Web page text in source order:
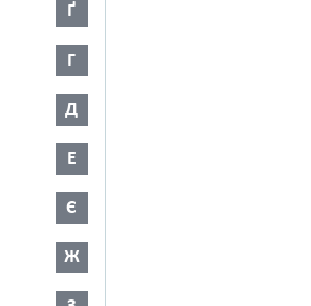
Ґ
Г
Д
Е
Є
Ж